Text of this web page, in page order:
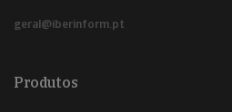
geral@iberinform.pt
Produtos